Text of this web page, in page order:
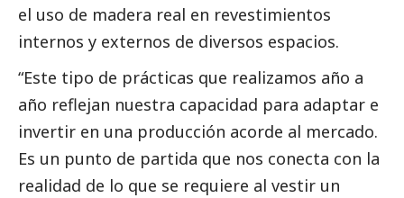
el uso de madera real en revestimientos
internos y externos de diversos espacios.
“Este tipo de prácticas que realizamos año a
año reflejan nuestra capacidad para adaptar e
invertir en una producción acorde al mercado.
Es un punto de partida que nos conecta con la
realidad de lo que se requiere al vestir un